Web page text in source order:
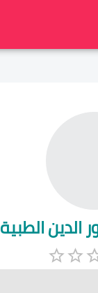
الطبية